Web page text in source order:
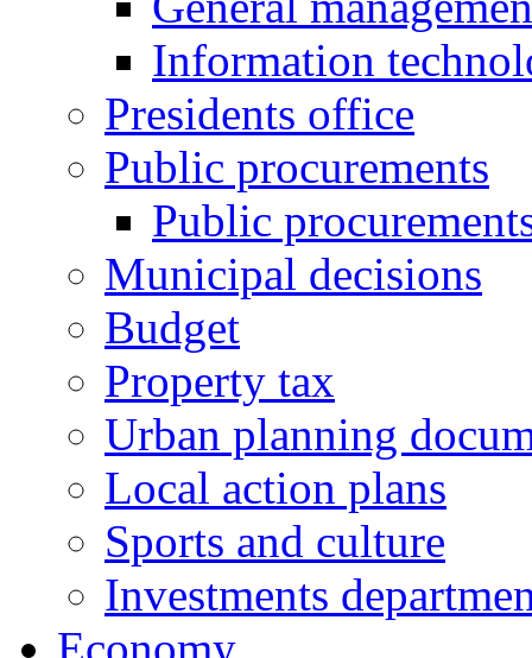
Information
Presidents office
Public procurements
Public
Municipal decisions
Budget
Property tax
Urban planning
Local action plans
Sports and culture
Investments
Economy